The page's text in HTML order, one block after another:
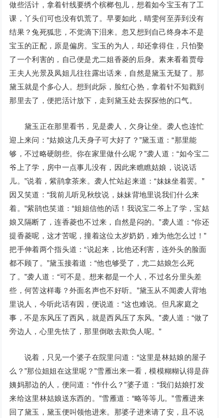
做些活计，拿着针线要绣个槟榔包儿，想着如今宝玉有了工
课，丫头们可也没有饥荒了。早要如此，晴雯何至弄到没有
结果？兔死狐悲，不觉滴下泪来。忽又想到自己终身本不是
宝玉的正配，原是偏房。宝玉的为人，却还拿得住，只怕娶
了一个利害的，自己便是尤二姐香菱的后身。素来看着贾母
王夫人光景及凤姐儿往往露出话来，自然是黛玉无疑了。那
黛玉就是个多心人。想到此际，脸红心热，拿着针不知戳到
那里去了，便把活计放下，走到黛玉处去探探他的口气。
黛玉正在那里看书，见是袭人，欠身让坐。袭人也连忙
迎上来问：“姑娘这几天身子可大好了？”黛玉道：“那里能
够，不过略硬朗些。你在家里做什么呢？”袭人道：“如今宝二
爷上了学，房中一点事儿没有，因此来瞧瞧姑娘，说说话
儿。”说着，紫鹃拿茶来。袭人忙站起来道：“妹妹坐着罢。”
因又笑道：“我前儿听见秋纹说，妹妹背地里说我们什么来
着。”紫鹃也笑道：“姐姐信他的话！我说宝二爷上了学，宝姑
娘又隔断了，连香菱也不过来，自然是闷的。”袭人道：“你还
提香菱呢，这才苦呢，撞着这位太岁奶奶，难为他怎么过！”
把手伸着两个指头道：“说起来，比他还利害，连外头的脸面
都不顾了。”黛玉接着道：“他也够受了，尤二姑娘怎么死
了。”袭人道：“可不是。想来都是一个人，不过名分里头差
些，何苦这样毒？外面名声也不好听。”黛玉从不闻袭人背地
里说人，今听此话有因，便说道：“这也难说。但凡家庭之
事，不是东风压了西风，就是西风压了东风。”袭人道：“做了
旁边人，心里先怯了，那里倒敢去欺负人呢。”
说着，只见一个婆子在院里问道：“这里是林姑娘的屋子
么？”那位姐姐在这里呢？”雪雁出来一看，模模糊糊认得是薛
姨妈那边的人，便问道：“作什么？”婆子道：“我们姑娘打发
来给这里林姑娘送东西的。”雪雁道：“略等等儿。”雪雁进来
回了黛玉，黛玉便叫领他进来。那婆子进来请了安，且不说